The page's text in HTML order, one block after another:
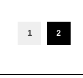
1 2